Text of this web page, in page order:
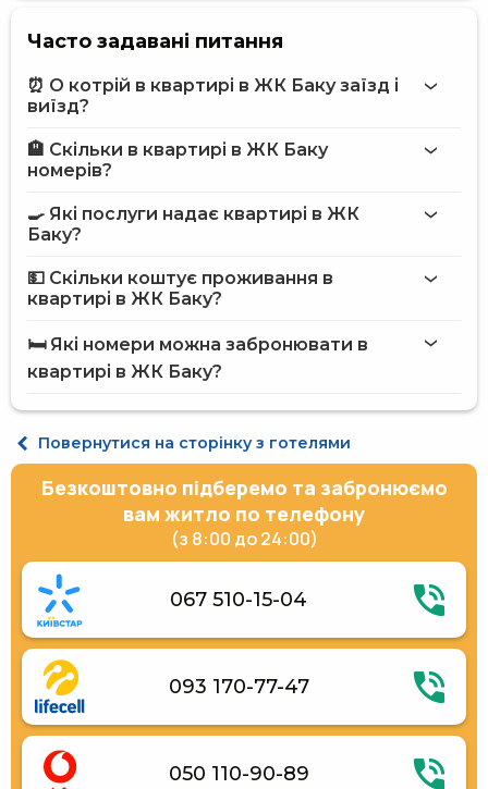
Часто задавані питання
⏰ О котрій в квартирі в ЖК Баку заїзд і
виїзд?
Більше інформації про Квартира в ЖК Баку
🏨 Скільки в квартирі в ЖК Баку
номерів?
на сайті
🍳 Які послуги надає квартирі в ЖК
Баку?
Інтернет
Вулична парковка
💵 Скільки коштує проживання в
квартирі в ЖК Баку?
на сайті Hotels24.ua
🛏️ Які номери можна забронювати в
квартирі в ЖК Баку?
Люкс 4-місний
Повернутися на сторінку з готелями
Безкоштовно підберемо та забронюємо
вам житло по телефону
(з 8:00 до 24:00)
067 510-15-04
093 170-77-47
050 110-90-89